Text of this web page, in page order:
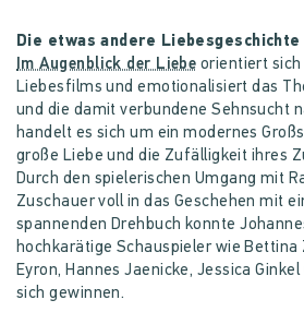
Die etwas andere Liebesgeschichte
Im Augenblick der Liebe orientiert sich
Liebesfilms und emotionalisiert das
und die damit verbundene Sehnsucht
handelt es sich um ein modernes
große Liebe und die Zufälligkeit ihres
Durch den spielerischen Umgang mit
Zuschauer voll in das Geschehen mit
spannenden Drehbuch konnte
hochkarätige Schauspieler wie Bettina
Eyron, Hannes Jaenicke, Jessica
sich gewinnen.